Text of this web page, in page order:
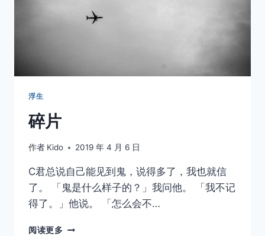
浮生
碎片
作者 Kido 2019 年 4 月 6 日
C君总说自己能见到鬼，说得多了，我也就信
了。 「鬼是什么样子的？」我问他。 「我不记
得了。」他说。 「怎么会不…
阅读更多 碎